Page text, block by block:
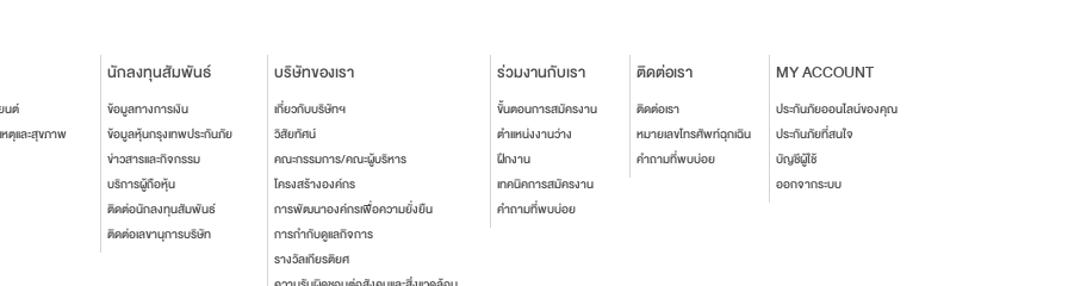
นต์
ตุและสุขภาพ
นักลงทุนสัมพันธ์
ข้อมูลทางการเงิน
ข้อมูลหุ้นกรุงเทพประกันภัย
ข่าวสารและกิจกรรม
บริการผู้ถือหุ้น
ติดต่อนักลงทุนสัมพันธ์
ติดต่อเลขานุการบริษัท
บริษัทของเรา
เกี่ยวกับบริษัทฯ
วิสัยทัศน์
คณะกรรมการ/คณะผู้บริหาร
โครงสร้างองค์กร
การพัฒนาองค์กรเพื่อความยั่งยืน
การกำกับดูแลกิจการ
รางวัลเกียรติยศ
ร่วมงานกับเรา
ขั้นตอนการสมัครงาน
ตำแหน่งงานว่าง
ฝึกงาน
เทคนิคการสมัครงาน
คำถามที่พบบ่อย
ติดต่อเรา
ติดต่อเรา
หมายเลขโทรศัพท์ฉุกเฉิน
คำถามที่พบบ่อย
MY ACCOUNT
ประกันภัยออนไลน์ของคุณ
ประกันภัยที่สนใจ
บัญชีผู้ใช้
ออกจากระบบ